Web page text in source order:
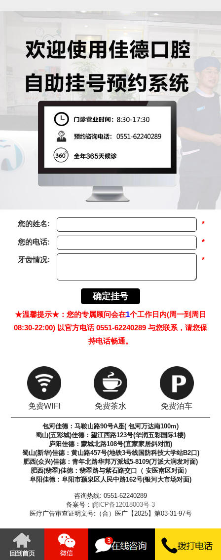
您的姓名: *
您的电话: *
牙齿情况: *
★温馨提示★：您的专属顾问会在1个工作日内(周一到周日
08:30-22:00) 以官方电话 0551-62240289 与您联系，请您保
持电话畅通。
免费WIFI 免费茶水 免费泊车
包河佳德：马鞍山路90号A座( 包河万达南100m)
蜀山(五彩城)佳德：望江西路123号(华润五彩国际1楼)
庐阳佳德：蒙城北路108号(宜家家居斜对面)
蜀山(新华)佳德：黄山路457号(地铁3号线国防科技大学站B2口)
肥西(众兴)佳德：青年北路华邦万派城5-8109(万派大润发对面)
肥西(翡翠)佳德：翡翠路与紫石路交口（ 安医南区对面）
阜阳佳德：阜阳市颍泉区人民中路162号(银河大市场对面)
咨询热线: 0551-62240289
备案号： 皖ICP备12018003号-3
医疗广告审查证明文号:（合）医广【2025】第03-31-97号